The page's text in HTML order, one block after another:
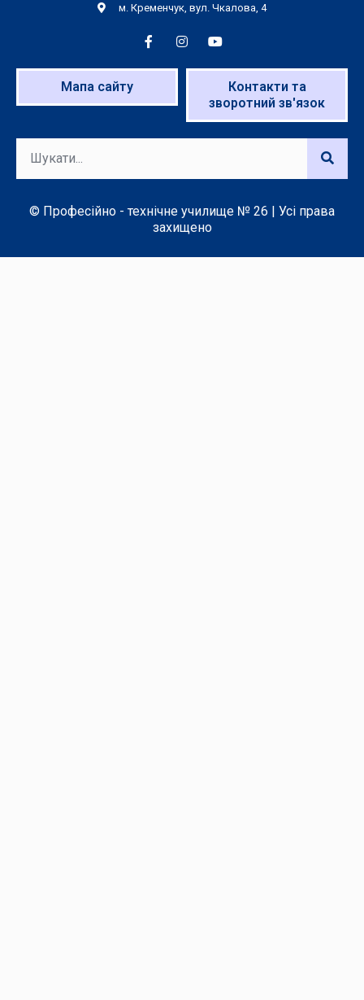
м. Кременчук, вул. Чкалова, 4
Мапа сайту
Контакти та
зворотний зв'язок
© Професійно - технічне училище № 26 | Усі права
захищено